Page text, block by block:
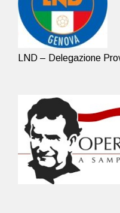
LND – Delegazione